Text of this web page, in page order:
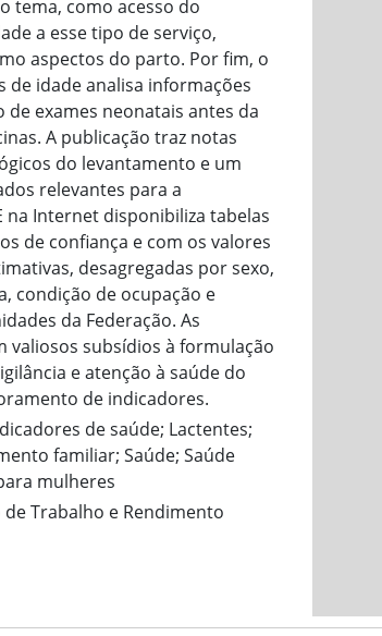
tema, como acesso do
a esse tipo de serviço,
aspectos do parto. Por fim, o
de idade analisa informações
exames neonatais antes da
A publicação traz notas
do levantamento e um
relevantes para a
na Internet disponibiliza tabelas
de confiança e com os valores
desagregadas por sexo,
condição de ocupação e
da Federação. As
valiosos subsídios à formulação
e atenção à saúde do
de indicadores.
de saúde; Lactentes;
familiar; Saúde; Saúde
mulheres
de Trabalho e Rendimento